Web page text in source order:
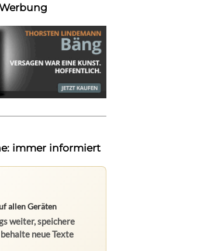
immer informiert
allen Geräten
weiter, speichere
neue Texte